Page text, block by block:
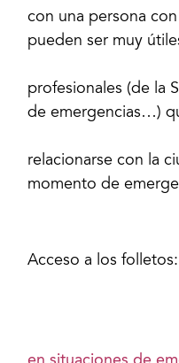
con una persona
pueden ser muy
profesionales (de la
de emergencias…)
relacionarse con la
momento de
Acceso a los folletos: